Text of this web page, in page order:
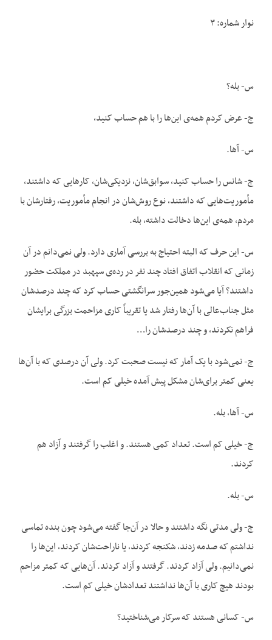
نوار شماره: ۳
س- بله؟
ج- عرض کردم همه‌ی این‌ها را با هم حساب کنید،
س- آها.
ج- شانس را حساب کنید، سوابق‌شان، نزدیکی‌شان، کارهایی که داشتند،
مأموریت‌هایی که داشتند، نوع روش‌شان در انجام مأموریت، رفتارشان با
مردم، همه‌ی این‌ها دخالت داشته، بله.
س- این حرف که البته احتیاج به بررسی آماری دارد. ولی نمی‌دانم در آن
زمانی که انقلاب اتفاق افتاد چند نفر در رده‌ی سپهبد در مملکت حضور
داشتند؟ آیا می‌شود همین‌جور سرانگشتی حساب کرد که چند درصدشان
مثل جناب‌عالی با آن‌ها رفتار شد یا تقریباً کاری مزاحمت بزرگی برایشان
فراهم نکردند، و چند درصدشان را…
ج- نمی‌شود با یک آمار که نیست صحبت کرد. ولی آن درصدی که با آن‌ها
یعنی کمتر برای‌شان مشکل پیش آمده خیلی کم است.
س- آها، بله.
ج- خیلی کم است. تعداد کمی هستند. و اغلب را گرفتند و آزاد هم
کردند.
س- بله.
ج- ولی مدتی نگه داشتند و حالا در آن‌جا گفته می‌شود چون بنده تماسی
نداشتم که صدمه زدند، شکنجه کردند، یا ناراحت‌شان کردند، این‌ها را
نمی‌دانیم. ولی آزاد کردند. گرفتند و آزاد کردند. آن‌هایی که کمتر مزاحم
بودند هیچ کاری با آن‌ها نداشتند تعدادشان خیلی کم است.
س- کسانی هستند که سرکار می‌شناختید؟